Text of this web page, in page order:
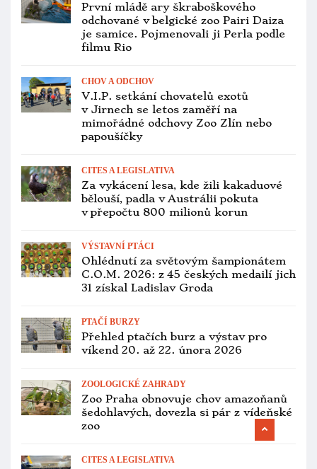
První mládě ary škraboškového
odchované v belgické zoo Pairi Daiza
je samice. Pojmenovali ji Perla podle
filmu Rio
CHOV A ODCHOV
V.I.P. setkání chovatelů exotů
v Jirnech se letos zaměří na
mimořádné odchovy Zoo Zlín nebo
papoušíčky
CITES A LEGISLATIVA
Za vykácení lesa, kde žili kakaduové
bělouší, padla v Austrálii pokuta
v přepočtu 800 milionů korun
VÝSTAVNÍ PTÁCI
Ohlédnutí za světovým šampionátem
C.O.M. 2026: z 45 českých medailí jich
31 získal Ladislav Groda
PTAČÍ BURZY
Přehled ptačích burz a výstav pro
víkend 20. až 22. února 2026
ZOOLOGICKÉ ZAHRADY
Zoo Praha obnovuje chov amazoňanů
šedohlavých, dovezla si pár z vídeňské
zoo
CITES A LEGISLATIVA